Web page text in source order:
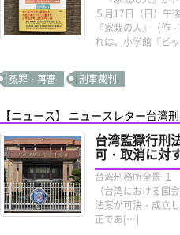
５月17日（日）
『家栽の人』（作
れは、小学館『ビ
冤罪・再審 刑事裁判
【ニュース】 ニュースレター台湾
台湾監獄行刑
可・取消に対
台湾刑務所全景
（台湾における国
法案が可決・成立
正であ[…]